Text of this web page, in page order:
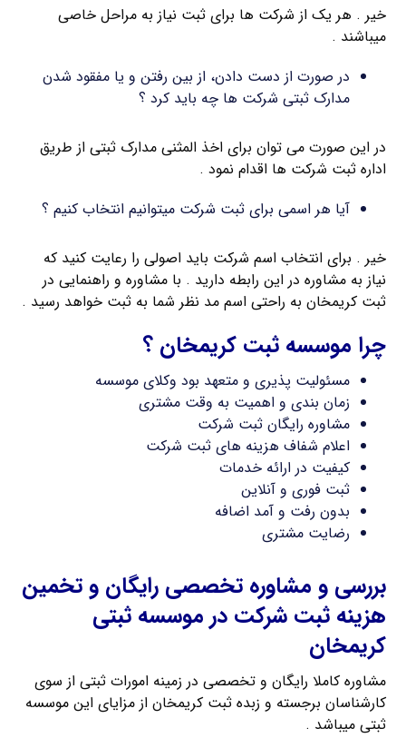
خیر . هر یک از شرکت ها برای ثبت نیاز به مراحل خاصی
میباشند .
در صورت از دست دادن، از بین رفتن و یا مفقود شدن
مدارک ثبتی شرکت ها چه باید کرد ؟
در این صورت می توان برای اخذ المثنی مدارک ثبتی از طریق
اداره ثبت شرکت ها اقدام نمود .
آیا هر اسمی برای ثبت شرکت میتوانیم انتخاب کنیم ؟
خیر . برای انتخاب اسم شرکت باید اصولی را رعایت کنید که
نیاز به مشاوره در این رابطه دارید . با مشاوره و راهنمایی در
ثبت کریمخان به راحتی اسم مد نظر شما به ثبت خواهد رسید .
چرا موسسه ثبت کریمخان ؟
مسئولیت پذیری و متعهد بود وکلای موسسه
زمان بندی و اهمیت به وقت مشتری
مشاوره رایگان ثبت شرکت
اعلام شفاف هزینه های ثبت شرکت
کیفیت در ارائه خدمات
ثبت فوری و آنلاین
بدون رفت و آمد اضافه
رضایت مشتری
بررسی و مشاوره تخصصی رایگان و تخمین
هزینه ثبت شرکت در موسسه ثبتی
کریمخان
مشاوره کاملا رایگان و تخصصی در زمینه امورات ثبتی از سوی
کارشناسان برجسته و زبده ثبت کریمخان از مزایای این موسسه
ثبتی میباشد .